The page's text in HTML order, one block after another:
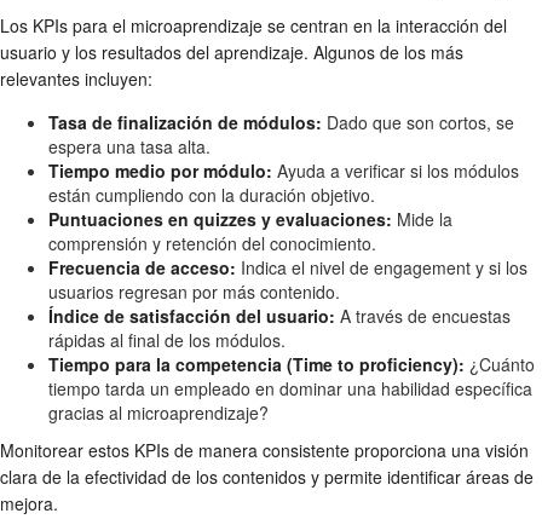
Los KPIs para el microaprendizaje se centran en la interacción del
usuario y los resultados del aprendizaje. Algunos de los más
relevantes incluyen:
Tasa de finalización de módulos: Dado que son cortos, se
espera una tasa alta.
Tiempo medio por módulo: Ayuda a verificar si los módulos
están cumpliendo con la duración objetivo.
Puntuaciones en quizzes y evaluaciones: Mide la
comprensión y retención del conocimiento.
Frecuencia de acceso: Indica el nivel de engagement y si los
usuarios regresan por más contenido.
Índice de satisfacción del usuario: A través de encuestas
rápidas al final de los módulos.
Tiempo para la competencia (Time to proficiency): ¿Cuánto
tiempo tarda un empleado en dominar una habilidad específica
gracias al microaprendizaje?
Monitorear estos KPIs de manera consistente proporciona una visión
clara de la efectividad de los contenidos y permite identificar áreas de
mejora.